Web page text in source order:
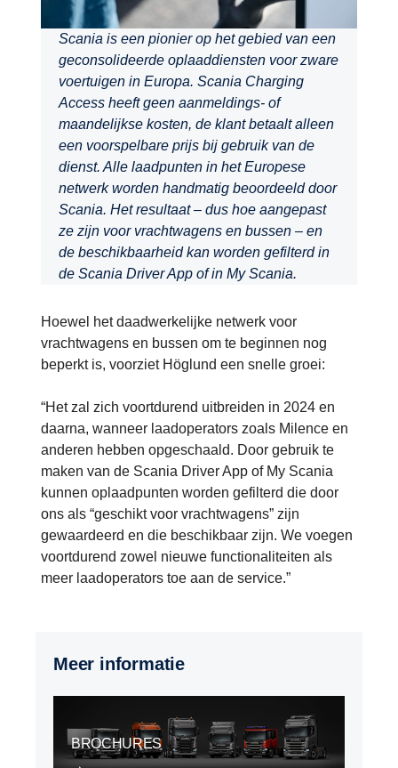
Scania is een pionier op het gebied van een
geconsolideerde oplaaddiensten voor zware
voertuigen in Europa. Scania Charging
Access heeft geen aanmeldings- of
maandelijkse kosten, de klant betaalt alleen
een voorspelbare prijs bij gebruik van de
dienst. Alle laadpunten in het Europese
netwerk worden handmatig beoordeeld door
Scania. Het resultaat – dus hoe aangepast
ze zijn voor vrachtwagens en bussen – en
de beschikbaarheid kan worden gefilterd in
de Scania Driver App of in My Scania.
Hoewel het daadwerkelijke netwerk voor
vrachtwagens en bussen om te beginnen nog
beperkt is, voorziet Höglund een snelle groei:
“Het zal zich voortdurend uitbreiden in 2024 en
daarna, wanneer laadoperators zoals Milence en
anderen hebben opgeschaald. Door gebruik te
maken van de Scania Driver App of My Scania
kunnen oplaadpunten worden gefilterd die door
ons als “geschikt voor vrachtwagens” zijn
gewaardeerd en die beschikbaar zijn. We voegen
voortdurend zowel nieuwe functionaliteiten als
meer laadoperators toe aan de service.”
Meer informatie
BROCHURES